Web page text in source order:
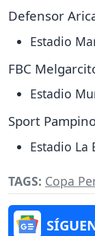
Defensor
Estadio
FBC
Estadio
Sport
Estadio La
TAGS: Copa